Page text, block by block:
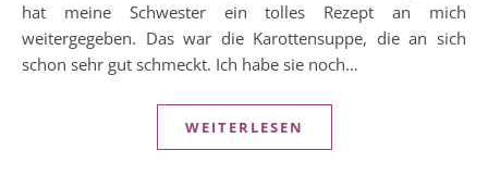
hat meine Schwester ein tolles Rezept an mich
weitergegeben. Das war die Karottensuppe, die an sich
schon sehr gut schmeckt. Ich habe sie noch…
WEITERLESEN